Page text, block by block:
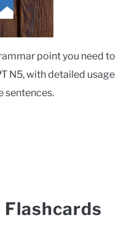
point you need to
N5, with detailed usage
sentences.